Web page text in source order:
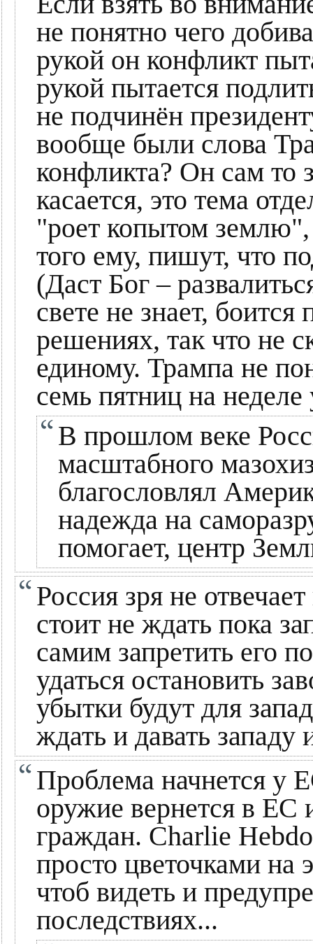
не понятно чего
рукой он конфликт
рукой пытается
не подчинён
вообще были слова
конфликта? Он сам то
касается, это тема
"роет копытом
того ему, пишут, что
(Даст Бог –
свете не знает,
решениях, так что не
единому. Трампа не
семь пятниц на неделе
В прошлом веке
масштабного
благословлял
надежда на
помогает, центр
Россия зря не
стоит не ждать пока
самим запретить его
удаться остановить
убытки будут для
ждать и давать западу
Проблема начнется у
оружие вернется в ЕС
граждан. Charlie
просто цветочками на
чтоб видеть и
последствиях...